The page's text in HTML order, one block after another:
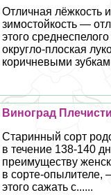
Отличная лёжкость
зимостойкость —
этого
округло-плоская
коричневыми
Виноград
Старинный сорт
в течение 138-140
преимуществу
в сорте-опылителе,
этого сажать с......